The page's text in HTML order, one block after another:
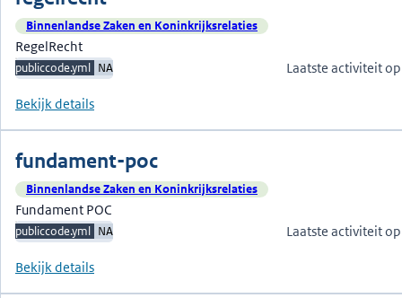
Binnenlandse Zaken en Koninkrijksrelaties
RegelRecht
publiccode.yml NA Laatste activiteit
Bekijk details
fundament-poc
Binnenlandse Zaken en Koninkrijksrelaties
Fundament POC
publiccode.yml NA Laatste activiteit
Bekijk details